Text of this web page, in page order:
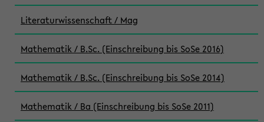
Literaturwissenschaft / Mag
Mathematik / B.Sc. (Einschreibung bis SoSe 2016)
Mathematik / B.Sc. (Einschreibung bis SoSe 2014)
Mathematik / Ba (Einschreibung bis SoSe 2011)